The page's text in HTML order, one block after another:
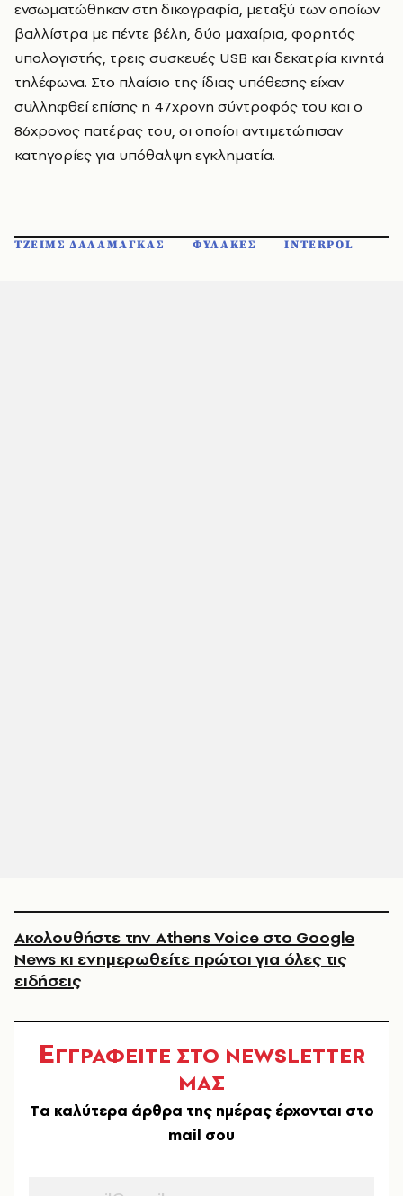
ενσωματώθηκαν στη δικογραφία, μεταξύ των οποίων
βαλλίστρα με πέντε βέλη, δύο μαχαίρια, φορητός
υπολογιστής, τρεις συσκευές USB και δεκατρία κινητά
τηλέφωνα. Στο πλαίσιο της ίδιας υπόθεσης είχαν
συλληφθεί επίσης η 47χρονη σύντροφός του και ο
86χρονος πατέρας του, οι οποίοι αντιμετώπισαν
κατηγορίες για υπόθαλψη εγκληματία.
ΤΖΕΙΜΣ ΔΑΛΑΜΑΓΚΑΣ ΦΥΛΑΚΕΣ INTERPOL
Ακολουθήστε την Athens Voice στο Google
News κι ενημερωθείτε πρώτοι για όλες τις
ειδήσεις
ΕΓΓΡΑΦΕΙΤΕ ΣΤΟ NEWSLETTER
ΜΑΣ
Tα καλύτερα άρθρα της ημέρας έρχονται στο
mail σου